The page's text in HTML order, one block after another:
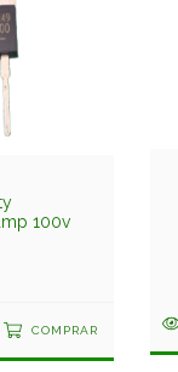
100v
COMPRAR